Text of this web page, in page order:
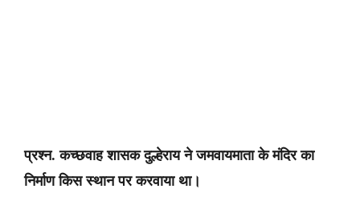
प्रश्न. कच्छवाह शासक दुल्हेराय ने जमवायमाता के मंदिर का
निर्माण किस स्थान पर करवाया था।